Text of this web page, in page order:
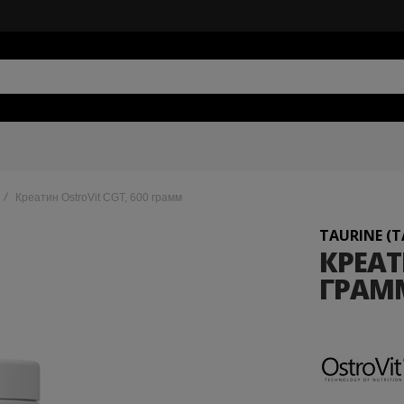
Креатин OstroVit CGT, 600 грамм
TAURINE